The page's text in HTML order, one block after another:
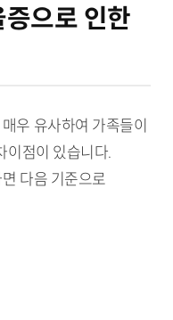
으로 인한
우 유사하여 가족들이
이점이 있습니다.
다음 기준으로